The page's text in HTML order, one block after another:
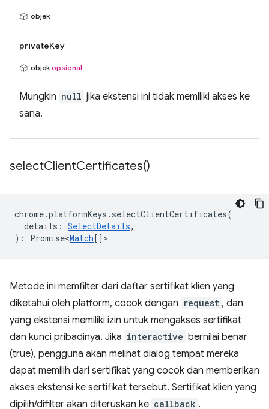
objek
privateKey
objek opsional
Mungkin null jika ekstensi ini tidak memiliki akses ke
sana.
selectClientCertificates()
chrome.platformKeys . selectClientCertificates(
details : SelectDetails,
) : Promise<Match[] >
Metode ini memfilter dari daftar sertifikat klien yang
diketahui oleh platform, cocok dengan request , dan
yang ekstensi memiliki izin untuk mengakses sertifikat
dan kunci pribadinya. Jika interactive bernilai benar
(true), pengguna akan melihat dialog tempat mereka
dapat memilih dari sertifikat yang cocok dan memberikan
akses ekstensi ke sertifikat tersebut. Sertifikat klien yang
dipilih/difilter akan diteruskan ke callback .